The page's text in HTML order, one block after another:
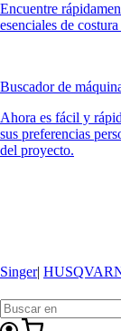
Encuentre
esenciales de
Buscador de
Ahora es fácil y
sus preferencias
del proyecto.
Singer|